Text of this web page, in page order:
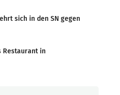
sich in den SN gegen
Restaurant in